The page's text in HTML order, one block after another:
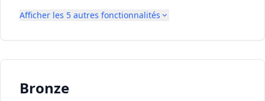
Afficher les 5 autres fonctionnalités
Bronze